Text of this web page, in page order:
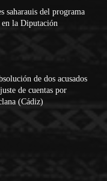
saharauis del programa
en la Diputación
de dos acusados
de cuentas por
(Cádiz)